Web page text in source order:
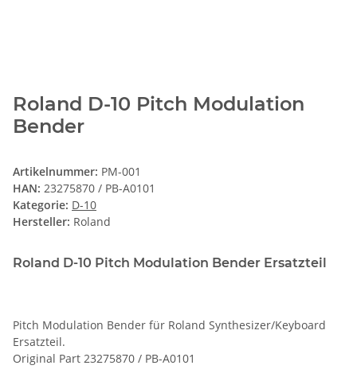
Roland D-10 Pitch Modulation
Bender
Artikelnummer: PM-001
HAN: 23275870 / PB-A0101
Kategorie: D-10
Hersteller: Roland
Roland D-10 Pitch Modulation Bender Ersatzteil
Pitch Modulation Bender für Roland Synthesizer/Keyboard
Ersatzteil.
Original Part 23275870 / PB-A0101